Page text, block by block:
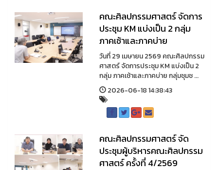
คณะศิลปกรรมศาสตร์ จัดการ
ประชุม KM แบ่งเป็น 2 กลุ่ม
ภาคเช้าและภาคบ่าย
วันที่ 29 เมษายน 2569 คณะศิลปกรรม
ศาสตร์ จัดการประชุม KM แบ่งเป็น 2
กลุ่ม ภาคเช้าและภาคบ่าย กลุ่มชุมช ...
2026-06-18 14:38:43
คณะศิลปกรรมศาสตร์ จัด
ประชุมผู้บริหารคณะศิลปกรรม
ศาสตร์ ครั้งที่ 4/2569